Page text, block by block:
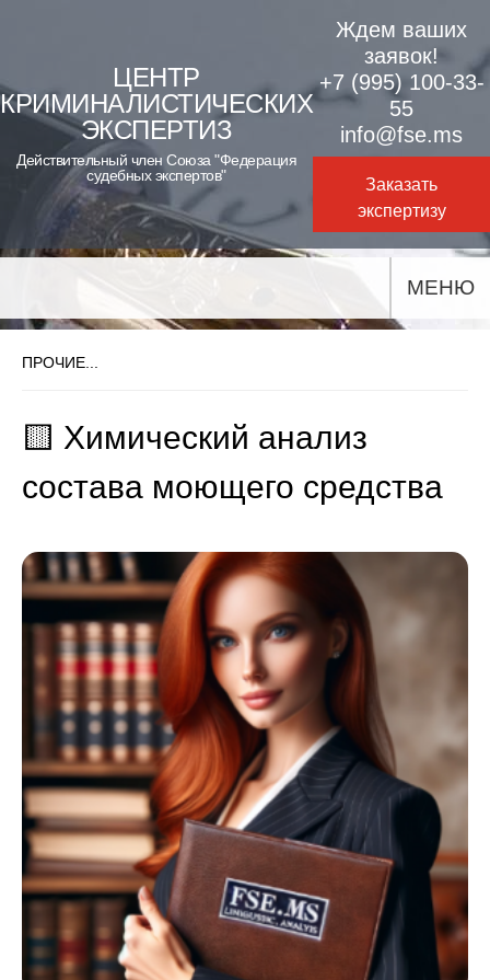
content
ЦЕНТР
КРИМИНАЛИСТИЧЕСКИХ
ЭКСПЕРТИЗ
Действительный член Союза "Федерация
судебных экспертов"
Ждем ваших
заявок!
+7 (995) 100-33-
55
info@fse.ms
Заказать
экспертизу
МЕНЮ
ПРОЧИЕ...
🟨 Химический анализ
состава моющего средства